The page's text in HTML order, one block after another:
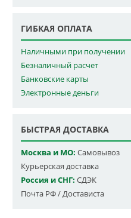
ГИБКАЯ ОПЛАТА
Наличными при получении
Безналичный расчет
Банковские карты
Электронные деньги
БЫСТРАЯ ДОСТАВКА
Москва и МО: Самовывоз
Курьерская доставка
Россия и СНГ: СДЭК
Почта РФ / Достависта